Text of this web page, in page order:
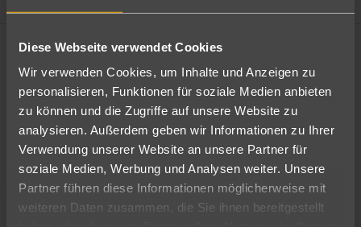
Diese Webseite verwendet Cookies
Wir verwenden Cookies, um Inhalte und Anzeigen zu
personalisieren, Funktionen für soziale Medien anbieten
zu können und die Zugriffe auf unsere Website zu
analysieren. Außerdem geben wir Informationen zu Ihrer
Verwendung unserer Website an unsere Partner für
soziale Medien, Werbung und Analysen weiter. Unsere
Partner führen diese Informationen möglicherweise mit
weiteren Daten zusammen, die Sie ihnen bereitgestellt
Ändere die Kriterien nach deinen Wünschen
Pauschal Nur Hotel
Abflughafen
Alle Abflughäfen